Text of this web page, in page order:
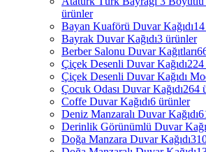
ürünler
Bayan Kuaförü Duvar Kağıdı
Bayrak Duvar Kağıdı3 ürünler
Berber Salonu Duvar Kağıtları
Çiçek Desenli Duvar Kağıdı
Çiçek Desenli Duvar Kağıdı
Çocuk Odası Duvar Kağıdı264
Coffe Duvar Kağıdı6 ürünler
Deniz Manzaralı Duvar Kağıdı
Derinlik Görünümlü Duvar
Doğa Manzara Duvar Kağıdı